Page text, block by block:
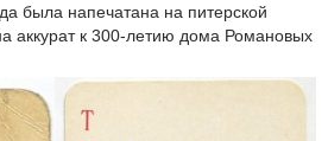
была напечатана на питерской
аккурат к 300-летию дома Романовых